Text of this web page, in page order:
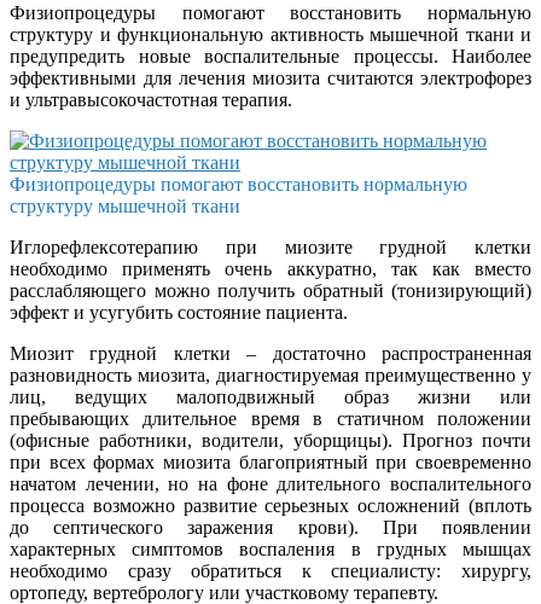
Физиопроцедуры помогают восстановить нормальную
структуру и функциональную активность мышечной ткани и
предупредить новые воспалительные процессы. Наиболее
эффективными для лечения миозита считаются электрофорез
и ультравысокочастотная терапия.
Физиопроцедуры помогают восстановить нормальную
структуру мышечной ткани
Иглорефлексотерапию при миозите грудной клетки
необходимо применять очень аккуратно, так как вместо
расслабляющего можно получить обратный (тонизирующий)
эффект и усугубить состояние пациента.
Миозит грудной клетки – достаточно распространенная
разновидность миозита, диагностируемая преимущественно у
лиц, ведущих малоподвижный образ жизни или
пребывающих длительное время в статичном положении
(офисные работники, водители, уборщицы). Прогноз почти
при всех формах миозита благоприятный при своевременно
начатом лечении, но на фоне длительного воспалительного
процесса возможно развитие серьезных осложнений (вплоть
до септического заражения крови). При появлении
характерных симптомов воспаления в грудных мышцах
необходимо сразу обратиться к специалисту: хирургу,
ортопеду, вертебрологу или участковому терапевту.